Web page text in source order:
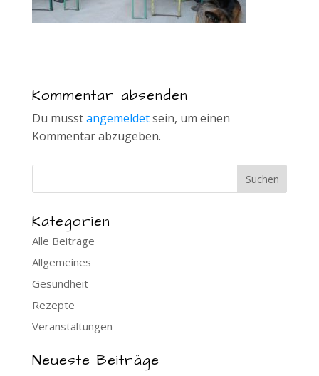
Kommentar absenden
Du musstangemeldetsein, um einen
Kommentar abzugeben.
Kategorien
Alle Beiträge
Allgemeines
Gesundheit
Rezepte
Veranstaltungen
Neueste Beiträge